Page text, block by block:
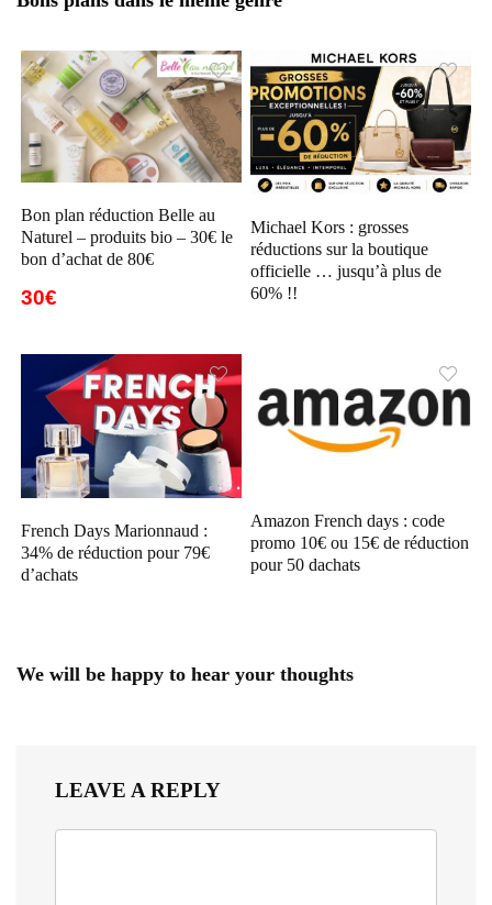
Bon plan réduction Belle au
Naturel – produits bio – 30€ le
bon d’achat de 80€
30€
Michael Kors : grosses
réductions sur la boutique
officielle … jusqu’à plus de
60% !!
French Days Marionnaud :
34% de réduction pour 79€
d’achats
Amazon French days : code
promo 10€ ou 15€ de réduction
pour 50 dachats
We will be happy to hear your thoughts
LEAVE A REPLY